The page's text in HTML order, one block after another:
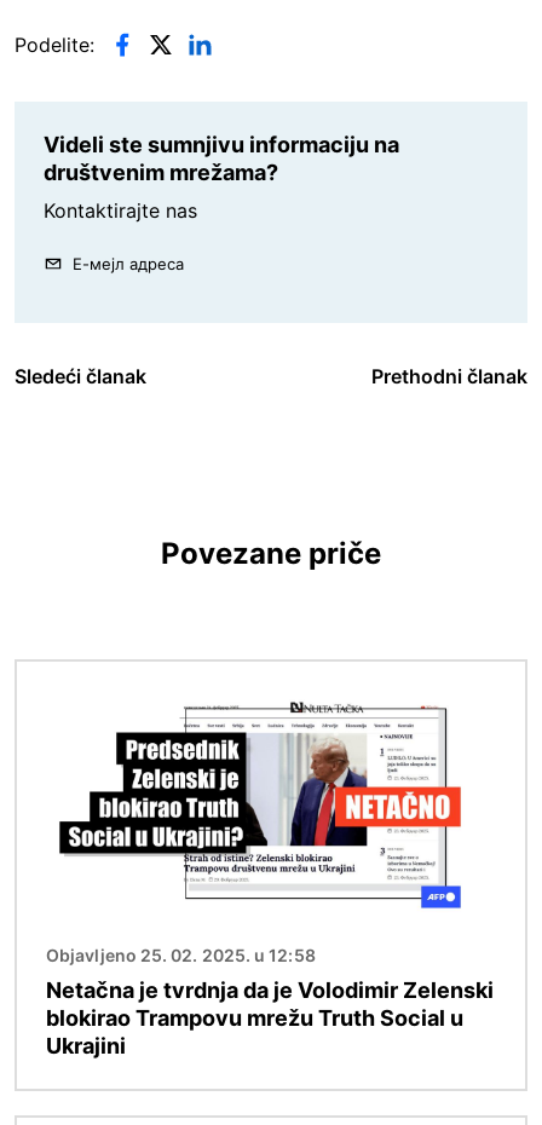
Podelite:
Videli ste sumnjivu informaciju na
društvenim mrežama?
Kontaktirajte nas
Е-мејл адреса
Sledeći članak Prethodni članak
Povezane priče
Objavljeno 25. 02. 2025. u 12:58
Netačna je tvrdnja da je Volodimir Zelenski
blokirao Trampovu mrežu Truth Social u
Ukrajini